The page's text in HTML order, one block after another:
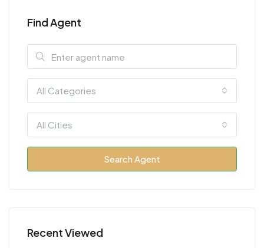
Find Agent
All Categories
All Cities
Search Agent
Recent Viewed